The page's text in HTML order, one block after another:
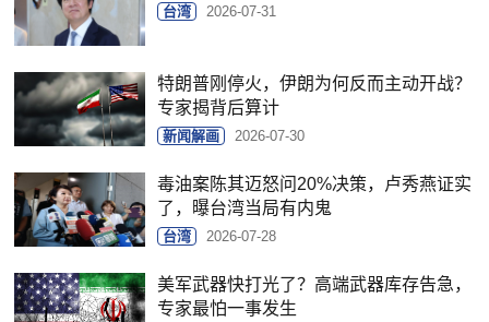
台湾 2026-07-31
特朗普刚停火，伊朗为何反而主动开战？
专家揭背后算计
新闻解画 2026-07-30
毒油案陈其迈怒问20%决策，卢秀燕证实
了，曝台湾当局有内鬼
台湾 2026-07-28
美军武器快打光了？高端武器库存告急，
专家最怕一事发生